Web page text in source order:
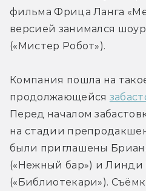
фильма Фрица Ланга
версией занимался
(«Мистер Робот»).
Компания пошла на
продолжающейся
Перед началом
на стадии
были приглашены
(«Нежный бар») и Линди
(«Библиотекари»).